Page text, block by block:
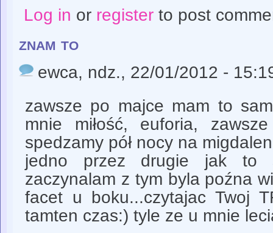
Log in or registerto post
znam to
ewca, ndz., 22/01/2012 -
zawsze po majce mam to
mnie miłość, euforia,
spedzamy pół nocy na
jedno przez drugie jak to
zaczynalam z tym byla poźna
facet u boku...czytajac Twoj
tamten czas:) tyle ze u mnie